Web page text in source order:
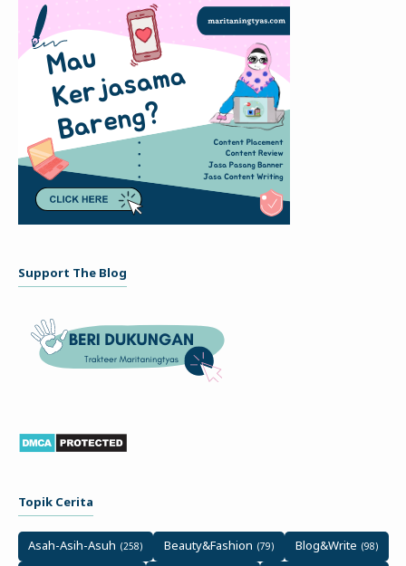
Support The Blog
Topik Cerita
Asah-Asih-Asuh Beauty&Fashion
Blog&Write